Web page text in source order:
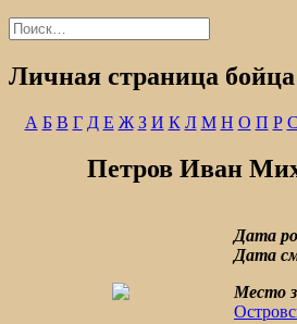
Найти:
Личная страница бойца
А Б В Г Д Е Ж З И К Л М Н О П Р С
Петров Иван
Дата
Дата
Место